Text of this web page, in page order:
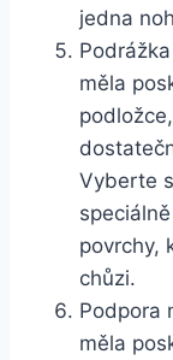
jedna
měla
Vyberte
povrchy,
chůzi.
Podpora
měla